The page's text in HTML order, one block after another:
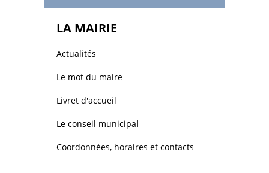
LA MAIRIE
Actualités
Le mot du maire
Livret d'accueil
Le conseil municipal
Coordonnées, horaires et contacts